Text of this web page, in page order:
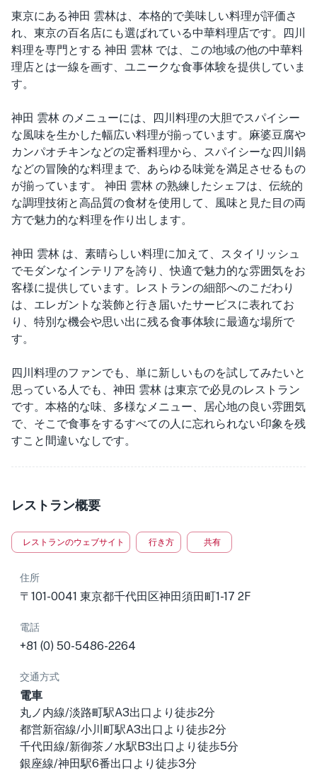
東京にある神田 雲林は、本格的で美味しい料理が評価さ
れ、東京の百名店にも選ばれている中華料理店です。四川
料理を専門とする 神田 雲林 では、この地域の他の中華料
理店とは一線を画す、ユニークな食事体験を提供していま
す。
神田 雲林 のメニューには、四川料理の大胆でスパイシー
な風味を生かした幅広い料理が揃っています。麻婆豆腐や
カンパオチキンなどの定番料理から、スパイシーな四川鍋
などの冒険的な料理まで、あらゆる味覚を満足させるもの
が揃っています。 神田 雲林 の熟練したシェフは、伝統的
な調理技術と高品質の食材を使用して、風味と見た目の両
方で魅力的な料理を作り出します。
神田 雲林 は、素晴らしい料理に加えて、スタイリッシュ
でモダンなインテリアを誇り、快適で魅力的な雰囲気をお
客様に提供しています。レストランの細部へのこだわり
は、エレガントな装飾と行き届いたサービスに表れてお
り、特別な機会や思い出に残る食事体験に最適な場所で
す。
四川料理のファンでも、単に新しいものを試してみたいと
思っている人でも、神田 雲林 は東京で必見のレストラン
です。本格的な味、多様なメニュー、居心地の良い雰囲気
で、そこで食事をするすべての人に忘れられない印象を残
すこと間違いなしです。
レストラン概要
レストランのウェブサイト 行き方 共有
住所
〒101-0041 東京都千代田区神田須田町1-17 2F
電話
+81 (0) 50-5486-2264
交通方式
電車
丸ノ内線/淡路町駅A3出口より徒歩2分
都営新宿線/小川町駅A3出口より徒歩2分
千代田線/新御茶ノ水駅B3出口より徒歩5分
銀座線/神田駅6番出口より徒歩3分